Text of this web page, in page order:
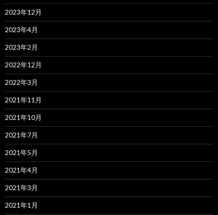
2023年12月
2023年4月
2023年2月
2022年12月
2022年3月
2021年11月
2021年10月
2021年7月
2021年5月
2021年4月
2021年3月
2021年1月